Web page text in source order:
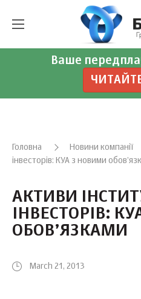
Ваше
Головна Новини компанії
інвесторів: КУА з новими
АКТИВИ
ІНВЕСТОРІВ:
ОБОВ’ЯЗКАМИ
March 21, 2013